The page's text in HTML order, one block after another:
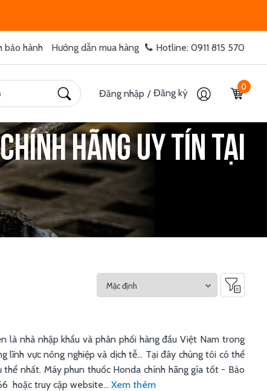
bảo hành Hướng dẫn mua hàng Hotline: 0911 815 570
Đăng nhập / Đăng ký
0
chính hãng uy tín tại
là nhà nhập khẩu và phân phối hàng đầu Việt Nam trong
lĩnh vực nông nghiệp và dịch tễ... Tại đây chúng tôi có thể
nhất. Máy phun thuốc Honda chính hãng gía tốt - Bảo
hoặc truy cập website... Xem thêm